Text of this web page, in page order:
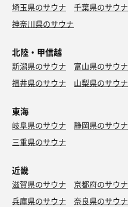
埼玉県のサウナ
千葉県のサウナ
神奈川県のサウナ
北陸・甲信越
新潟県のサウナ 富山県のサウナ
福井県のサウナ
山梨県のサウナ
東海
岐阜県のサウナ 静岡県のサウナ
三重県のサウナ
近畿
滋賀県のサウナ 京都府のサウナ
兵庫県のサウナ
奈良県のサウナ